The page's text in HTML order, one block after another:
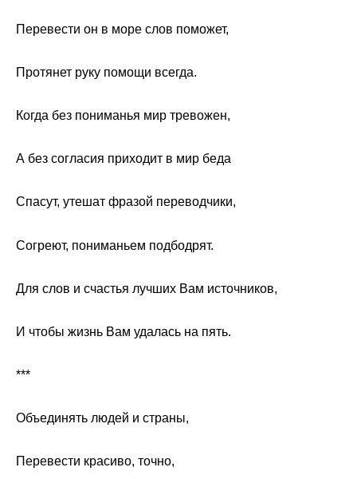
Перевести он в море слов поможет,
Протянет руку помощи всегда.
Когда без пониманья мир тревожен,
А без согласия приходит в мир беда
Спасут, утешат фразой переводчики,
Согреют, пониманьем подбодрят.
Для слов и счастья лучших Вам источников,
И чтобы жизнь Вам удалась на пять.
***
Объединять людей и страны,
Перевести красиво, точно,